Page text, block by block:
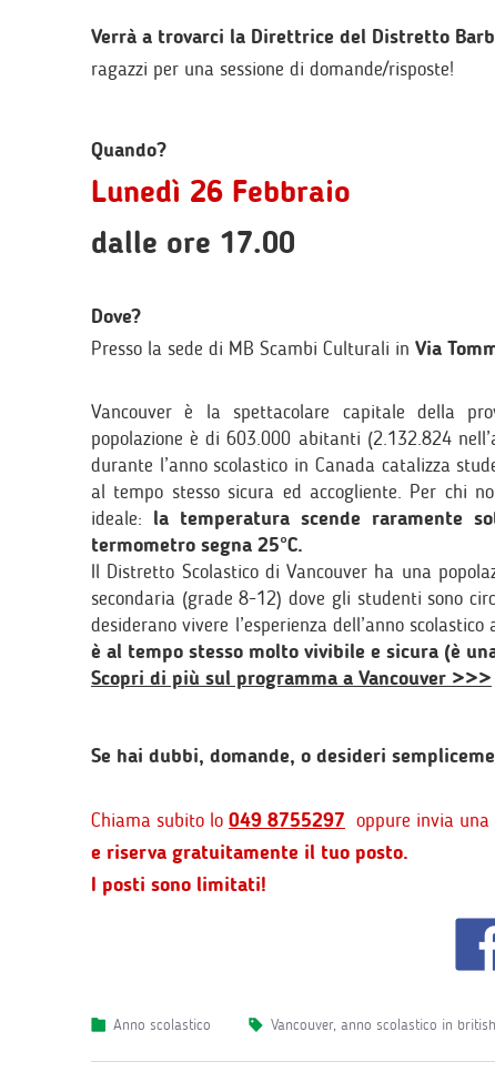
Verrà a trovarci la Direttrice del Distretto
ragazzi per una sessione di domande/risposte!
Quando?
Lunedì 26 Febbraio
dalle ore 17.00
Dove?
Presso la sede di MB Scambi Culturali in Via
Vancouver è la spettacolare capitale della
popolazione è di 603.000 abitanti (2.132.824
durante l’anno scolastico in Canada catalizza
al tempo stesso sicura ed accogliente. Per chi
ideale: la temperatura scende raramente
termometro segna 25°C.
Il Distretto Scolastico di Vancouver ha una
secondaria (grade 8-12) dove gli studenti sono
desiderano vivere l’esperienza dell’anno
è al tempo stesso molto vivibile e sicura (è
Scopri di più sul programma a Vancouver >>>
Se hai dubbi, domande, o desideri
Chiama subito lo 049 8755297 oppure invia
e riserva gratuitamente il tuo posto.
I posti sono limitati!
Anno scolastico vancouver, anno scolastico in